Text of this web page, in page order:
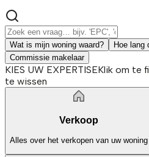
Wat is mijn woning waard?
Hoe lang
Commissie makelaar
KIES UW EXPERTISEKlik om te
te wissen
Verkoop
Alles over het verkopen van uw woning